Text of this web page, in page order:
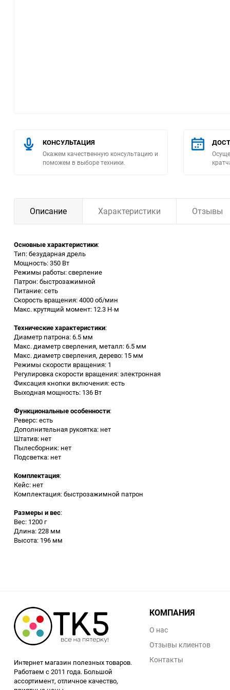
Климатическая техника
Измерительное
оборудование
Заточные станки (точила)
Дровоколы
Грузоподъемное
оборудование
Гидроаккумуляторы и
расширительные баки
Вытяжная вентиляция
Вибротехника
Бетономешалки
Бензоинструмент
инструмент
КОНСУЛЬТАЦИЯ
Окажем качественную консультацию и
поможем в выборе техники.
Описание Характеристики Отзывы
Основные характеристики:
Тип: безударная дрель
Мощность: 350 Вт
Режимы работы: сверление
Патрон: быстрозажимной
Питание: сеть
Скорость вращения: 4000 об/мин
Макс. крутящий момент: 12.3 Н·м
Технические характеристики:
Диаметр патрона: 6.5 мм
Макс. диаметр сверления, металл: 6.5 мм
Макс. диаметр сверления, дерево: 15 мм
Режимы скорости вращения: 1
Регулировка скорости вращения: электронная
Фиксация кнопки включения: есть
Выходная мощность: 136 Вт
Функциональные особенности:
Реверс: есть
Дополнительная рукоятка: нет
Штатив: нет
Пылесборник: нет
Подсветка: нет
Комплектация:
Кейс: нет
Комплектация: быстрозажимной патрон
Размеры и вес:
Вес: 1200 г
Длина: 228 мм
Высота: 196 мм
Интернет магазин полезных товаров.
Работаем с 2011 года. Большой
ассортимент, отличное качество,
КОМПАНИЯ
О нас
Отзывы клиентов
Контакты